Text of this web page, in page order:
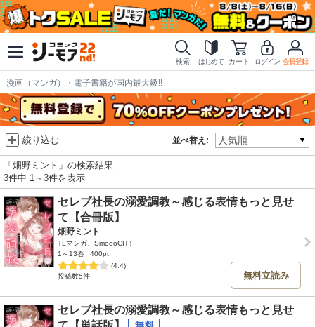
検索 はじめて カート ログイン 会員登録
漫画（マンガ）・電子書籍が国内最大級!!
並べ替え:
絞り込む
「畑野ミント」の検索結果
3件中 1～3件を表示
セレブ社長の溺愛調教～感じる表情もっと見せ
て【合冊版】
畑野ミント
TLマンガ、SmoooCH！
1～13巻
400pt
(4.4)
投稿数5件
無料立読み
セレブ社長の溺愛調教～感じる表情もっと見せ